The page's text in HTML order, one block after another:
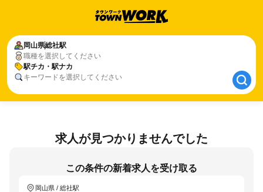
岡山県総社駅
職種を選択してください
駅チカ・駅ナカ
キーワードを選択してください
岡山県総社駅
駅チカ・駅ナカ
求人が見つかりませんでした
この条件の新着求人を受け取る
岡山県 / 総社駅